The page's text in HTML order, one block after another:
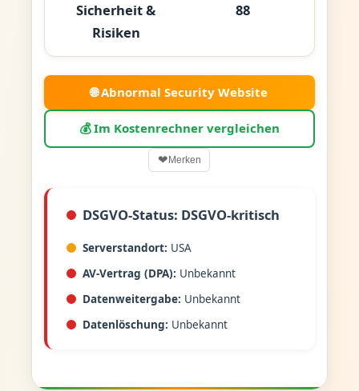
Sicherheit &
Risiken
88
🌐 Abnormal Security Website
💰 Im Kostenrechner vergleichen
❤Merken
DSGVO-Status: DSGVO-kritisch
Serverstandort: USA
AV-Vertrag (DPA): Unbekannt
Datenweitergabe: Unbekannt
Datenlöschung: Unbekannt